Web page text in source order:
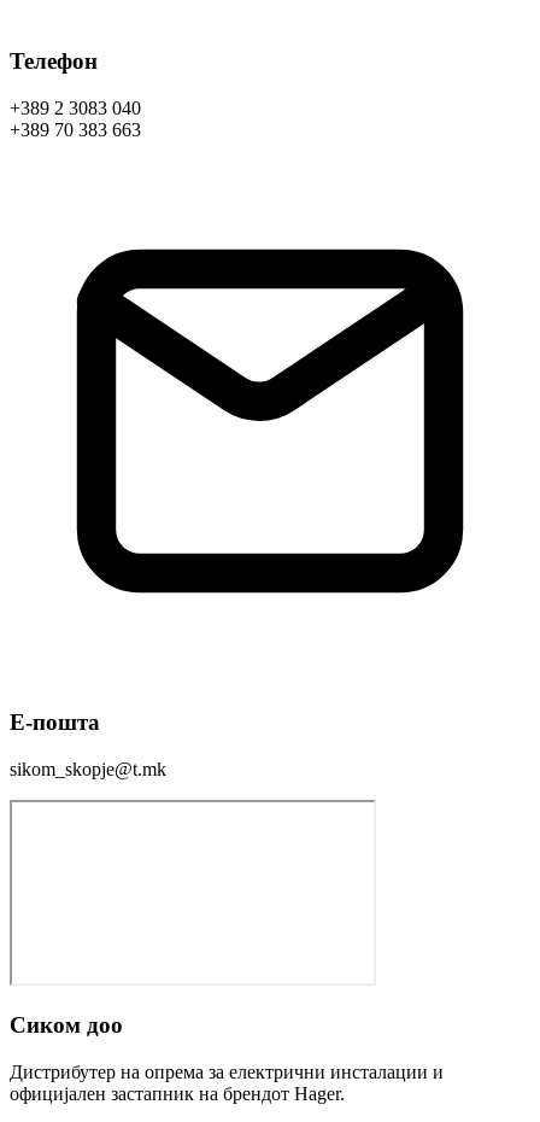
Телефон
+389 2 3083 040
+389 70 383 663
Е-пошта
sikom_skopje@t.mk
Сиком доо
Дистрибутер на опрема за електрични инсталации и
официјален застапник на брендот Hager.